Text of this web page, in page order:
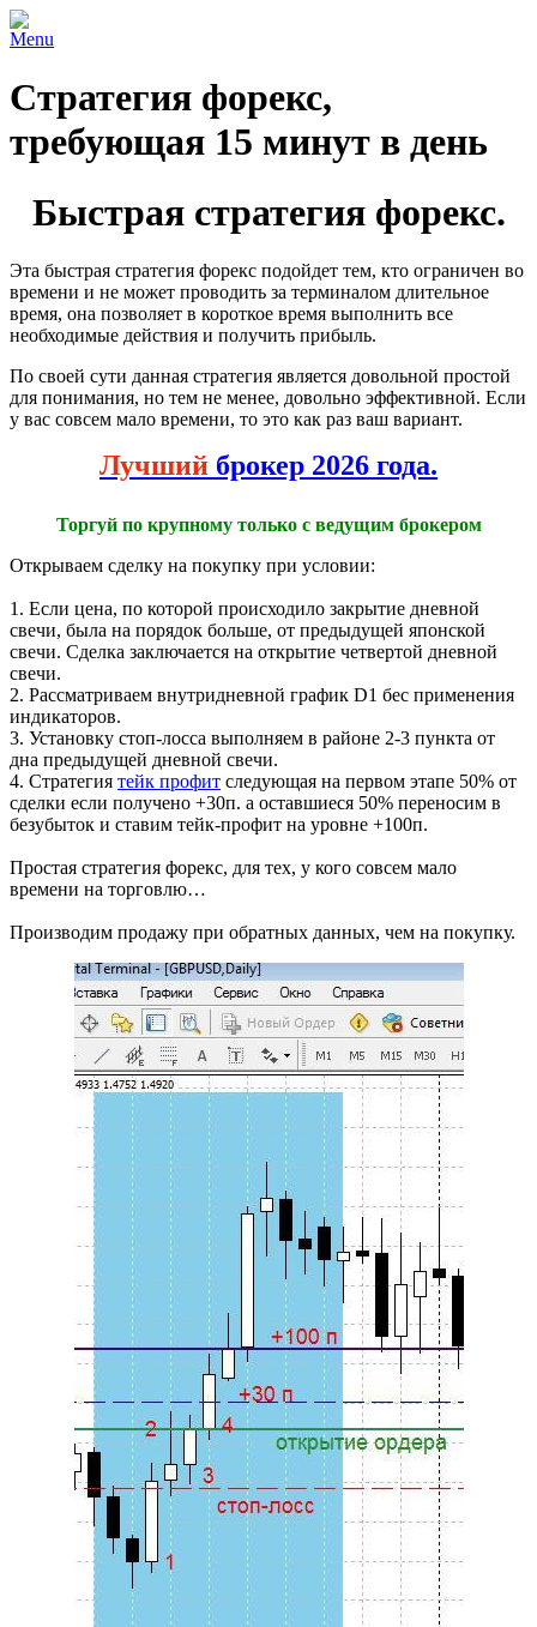
Menu
Стратегия форекс,
требующая 15 минут в день
Быстрая стратегия форекс.
Эта быстрая стратегия форекс подойдет тем, кто ограничен во
времени и не может проводить за терминалом длительное
время, она позволяет в короткое время выполнить все
необходимые действия и получить прибыль.
По своей сути данная стратегия является довольной простой
для понимания, но тем не менее, довольно эффективной. Если
у вас совсем мало времени, то это как раз ваш вариант.
Лучший брокер 2026 года.
Торгуй по крупному только с ведущим брокером
Открываем сделку на покупку при условии:
1. Если цена, по которой происходило закрытие дневной
свечи, была на порядок больше, от предыдущей японской
свечи. Сделка заключается на открытие четвертой дневной
свечи.
2. Рассматриваем внутридневной график D1 бес применения
индикаторов.
3. Установку стоп-лосса выполняем в районе 2-3 пункта от
дна предыдущей дневной свечи.
4. Стратегия тейк профит следующая на первом этапе 50% от
сделки если получено +30п. а оставшиеся 50% переносим в
безубыток и ставим тейк-профит на уровне +100п.
Простая стратегия форекс, для тех, у кого совсем мало
времени на торговлю…
Производим продажу при обратных данных, чем на покупку.